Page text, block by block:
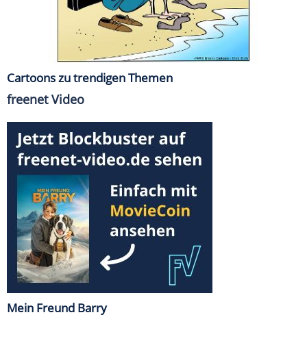
Cartoons zu trendigen Themen
freenet Video
Mein Freund Barry